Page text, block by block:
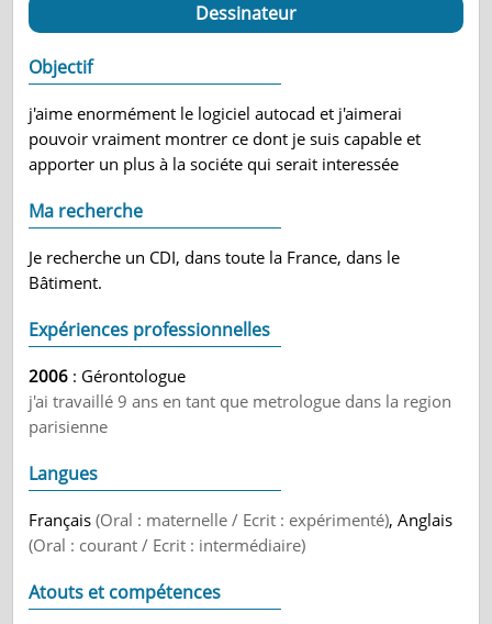
Dessinateur
Objectif
j'aime enormément le logiciel autocad et j'aimerai
pouvoir vraiment montrer ce dont je suis capable et
apporter un plus à la sociéte qui serait interessée
Ma recherche
Je recherche un CDI, dans toute la France, dans le
Bâtiment.
Expériences professionnelles
2006 : Gérontologue
j'ai travaillé 9 ans en tant que metrologue dans la region
parisienne
Langues
Français(Oral : maternelle / Ecrit : expérimenté), Anglais
(Oral : courant / Ecrit : intermédiaire)
Atouts et compétences